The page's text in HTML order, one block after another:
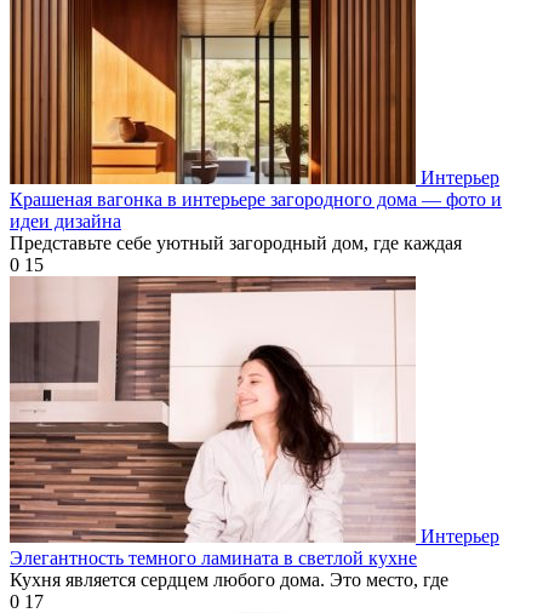
Интерьер
Крашеная вагонка в интерьере загородного дома — фото и
идеи дизайна
Представьте себе уютный загородный дом, где каждая
0 15
Интерьер
Элегантность темного ламината в светлой кухне
Кухня является сердцем любого дома. Это место, где
0 17